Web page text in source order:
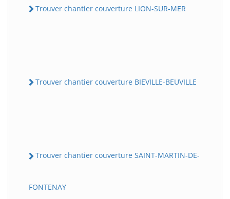
Trouver chantier couverture LION-SUR-MER
Trouver chantier couverture BIEVILLE-BEUVILLE
Trouver chantier couverture SAINT-MARTIN-DE-
FONTENAY